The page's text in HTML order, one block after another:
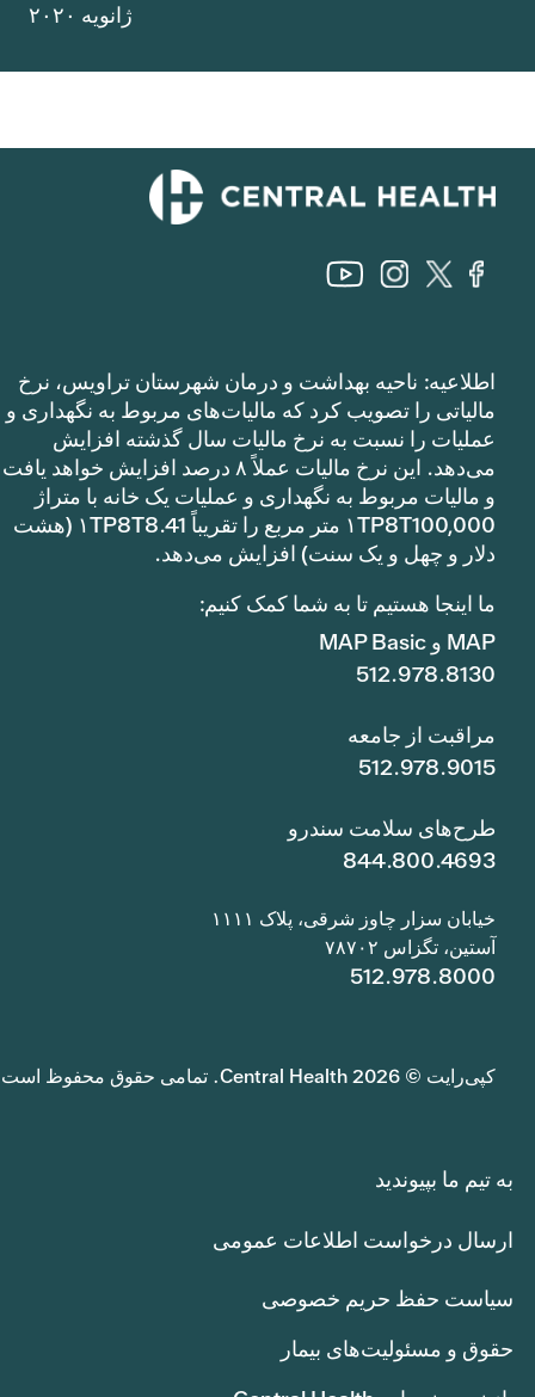
ژانویه ۲۰۲۰
اطلاعیه: ناحیه بهداشت و درمان شهرستان تراویس، نرخ
مالیاتی را تصویب کرد که مالیات‌های مربوط به نگهداری و
عملیات را نسبت به نرخ مالیات سال گذشته افزایش
می‌دهد. این نرخ مالیات عملاً ۸ درصد افزایش خواهد یافت
و مالیات مربوط به نگهداری و عملیات یک خانه با متراژ
۱TP8T100,000 متر مربع را تقریباً ۱TP8T8.41 (هشت
دلار و چهل و یک سنت) افزایش می‌دهد.
ما اینجا هستیم تا به شما کمک کنیم:
MAP و MAP Basic
512.978.8130
مراقبت از جامعه
512.978.9015
طرح‌های سلامت سندرو
844.800.4693
خیابان سزار چاوز شرقی، پلاک ۱۱۱۱
آستین، تگزاس ۷۸۷۰۲
512.978.8000
کپی‌رایت © 2026 Central Health. تمامی حقوق محفوظ است.
به تیم ما بپیوندید
ارسال درخواست اطلاعات عمومی
سیاست حفظ حریم خصوصی
حقوق و مسئولیت‌های بیمار